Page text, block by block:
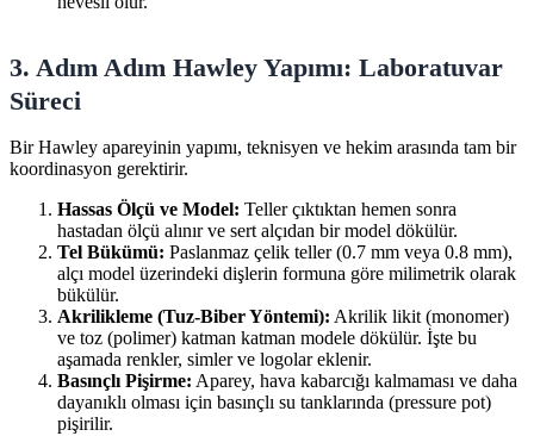
3. Adım Adım Hawley Yapımı: Laboratuvar
Süreci
Bir Hawley apareyinin yapımı, teknisyen ve hekim arasında tam bir
koordinasyon gerektirir.
Hassas Ölçü ve Model: Teller çıktıktan hemen sonra
hastadan ölçü alınır ve sert alçıdan bir model dökülür.
Tel Bükümü: Paslanmaz çelik teller (0.7 mm veya 0.8 mm),
alçı model üzerindeki dişlerin formuna göre milimetrik olarak
bükülür.
Akrilikleme (Tuz-Biber Yöntemi): Akrilik likit (monomer)
ve toz (polimer) katman katman modele dökülür. İşte bu
aşamada renkler, simler ve logolar eklenir.
Basınçlı Pişirme: Aparey, hava kabarcığı kalmaması ve daha
dayanıklı olması için basınçlı su tanklarında (pressure pot)
pişirilir.